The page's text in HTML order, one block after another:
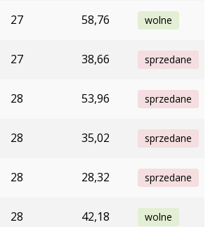
27 58,76 wolne
27 38,66 sprzedane
28 53,96 sprzedane
28 35,02 sprzedane
28 28,32 sprzedane
28 42,18 wolne